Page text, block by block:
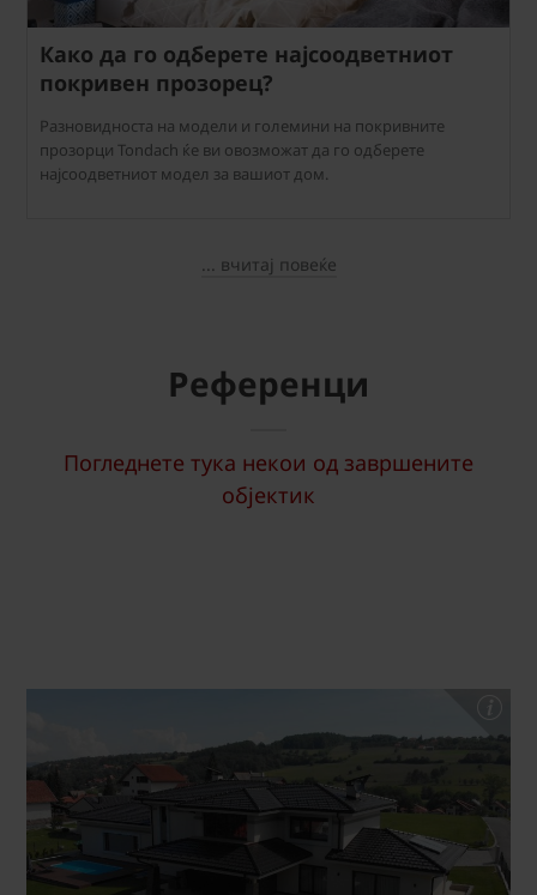
Како да го одберете најсоодветниот
покривен прозорец?
Разновидноста на модели и големини на покривните
прозорци Tondach ќе ви овозможат да го одберете
најсоодветниот модел за вашиот дом.
... вчитај повеќе
Референци
Погледнете тука некои од завршените
објектик